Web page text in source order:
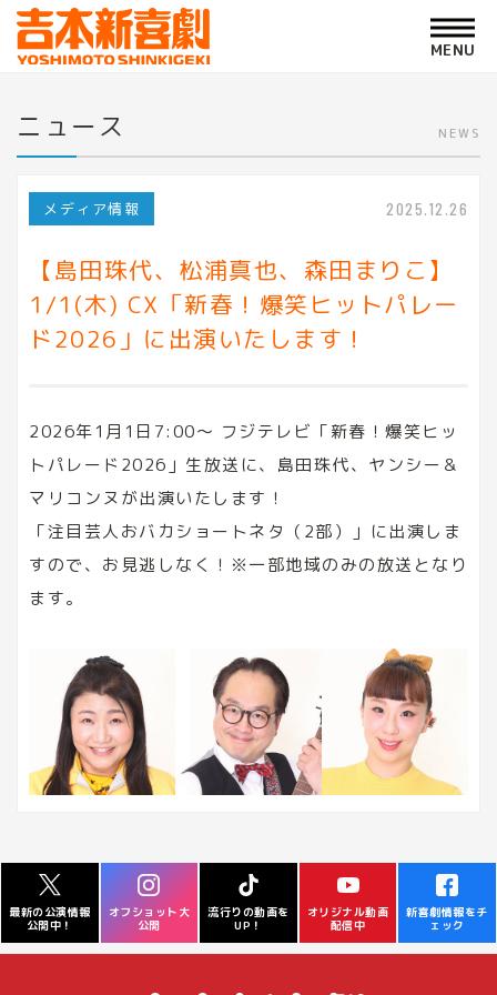
ニュース NEWS
メディア情報 2025.12.26
【島田珠代、松浦真也、森田まりこ】
1/1(木) CX「新春！爆笑ヒットパレー
ド2026」に出演いたします！
2026年1月1日7:00～ フジテレビ「新春！爆笑ヒッ
トパレード2026」生放送に、島田珠代、ヤンシー＆
マリコンヌが出演いたします！
「注目芸人おバカショートネタ（2部）」に出演しま
すので、お見逃しなく！※一部地域のみの放送となり
ます。
最新の公演情報
公開中！
オフショット大
公開
流行りの動画を
UP！
オリジナル動画
配信中
新喜劇情報をチ
ェック